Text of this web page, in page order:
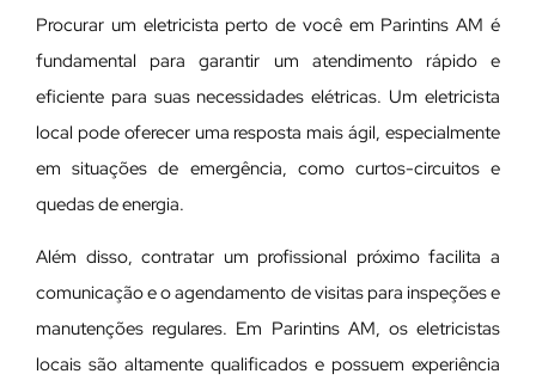
Procurar um eletricista perto de você em Parintins AM é
fundamental para garantir um atendimento rápido e
eficiente para suas necessidades elétricas. Um eletricista
local pode oferecer uma resposta mais ágil, especialmente
em situações de emergência, como curtos-circuitos e
quedas de energia.
Além disso, contratar um profissional próximo facilita a
comunicação e o agendamento de visitas para inspeções e
manutenções regulares. Em Parintins AM, os eletricistas
locais são altamente qualificados e possuem experiência